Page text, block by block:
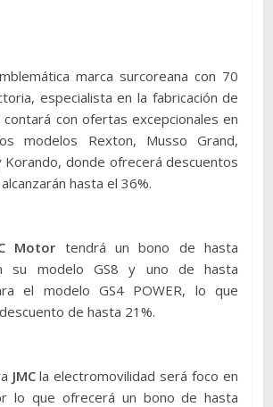
marca surcoreana con 70
especialista en la fabricación de
contará con ofertas excepcionales en
modelos Rexton, Musso Grand,
Korando, donde ofrecerá descuentos
hasta el 36%.
Motor tendrá un bono de hasta
su modelo GS8 y uno de hasta
el modelo GS4 POWER, lo que
de hasta 21%.
JMCla electromovilidad será foco en
lo que ofrecerá un bono de hasta